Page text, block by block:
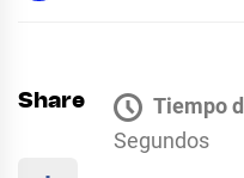
Share Tiempo
Segundos